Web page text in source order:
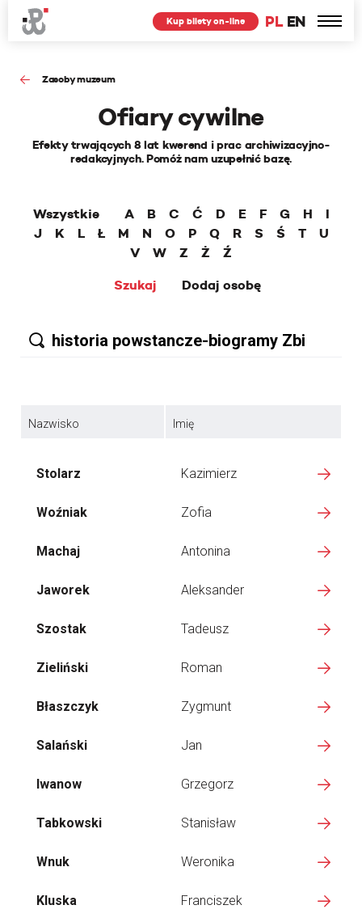
PL EN
Kup bilety on-line
Zasoby muzeum
Ofiary cywilne
Efekty trwających 8 lat kwerend i prac archiwizacyjno-
redakcyjnych. Pomóż nam uzupełnić bazę.
Wszystkie A B C Ć D E F G H
I
J
K L Ł M N O P Q R S Ś T
U
V
W Z Ż
Ź
Szukaj
Dodaj osobę
Nazwisko Imię
Stolarz Kazimierz
Woźniak Zofia
Machaj Antonina
Jaworek Aleksander
Szostak Tadeusz
Zieliński Roman
Błaszczyk Zygmunt
Salański Jan
Iwanow Grzegorz
Tabkowski Stanisław
Wnuk Weronika
Kluska Franciszek